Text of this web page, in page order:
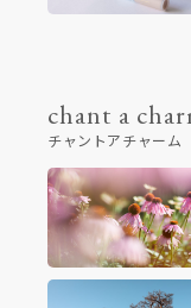
chant a
チャントアチャーム